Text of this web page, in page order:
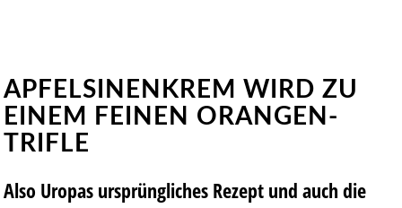
APFELSINENKREM WIRD ZU
EINEM FEINEN ORANGEN-
TRIFLE
Also Uropas ursprüngliches Rezept und auch die